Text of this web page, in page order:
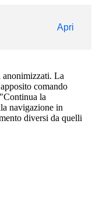
Apri
anonimizzati. La
comando
la
navigazione in
diversi da quelli